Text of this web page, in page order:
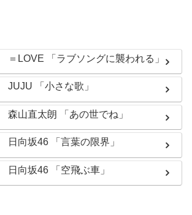
＝LOVE 「ラブソングに襲われる」
JUJU 「小さな歌」
森山直太朗 「あの世でね」
日向坂46 「言葉の限界」
日向坂46 「空飛ぶ車」